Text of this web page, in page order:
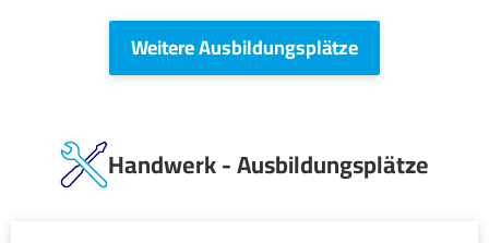
Weitere Ausbildungsplätze
Handwerk - Ausbildungsplätze